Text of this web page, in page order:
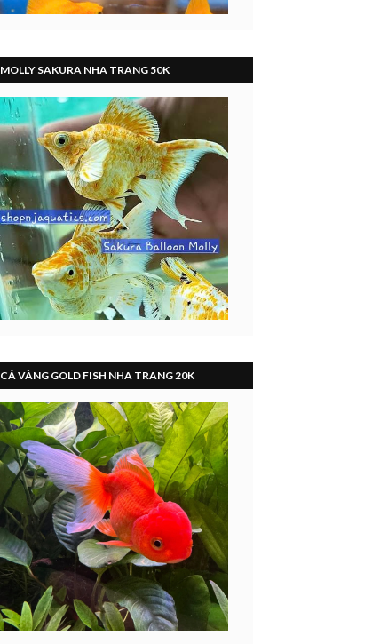
MOLLY SAKURA NHA TRANG 50K
CÁ VÀNG GOLD FISH NHA TRANG 20K